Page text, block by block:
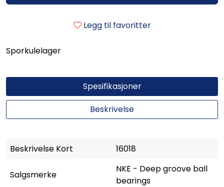
Legg til favoritter
Sporkulelager
Spesifikasjoner
Beskrivelse
Beskrivelse Kort 16018
Salgsmerke
NKE - Deep groove ball
bearings